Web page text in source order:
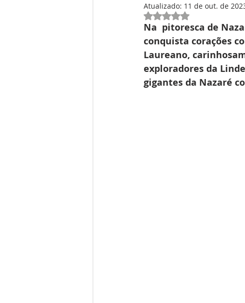
TEMPO FUTURO
Atualizado: 11 de out. de
Avaliado com NaN de 5
Na  pitoresca de
conquista corações
Laureano,
exploradores da
gigantes da Nazaré